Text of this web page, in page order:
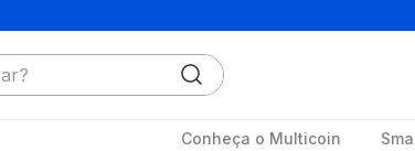
Conheça o Multicoin